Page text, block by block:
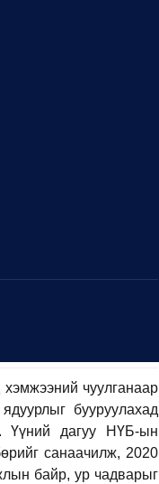
чуулганаар
бууруулахад
Үүний дагуу НҮБ-ын
санаачилж, 2020
байр, ур чадварыг